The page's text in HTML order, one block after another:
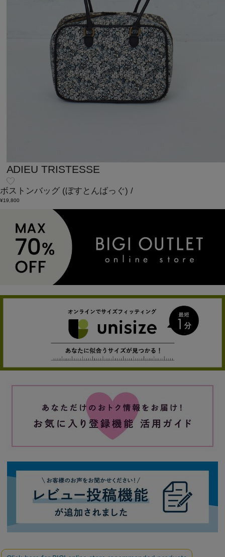
ADIEU TRISTESSE
ボストンバッグ (ぼすとんばっぐ) /
¥19,800